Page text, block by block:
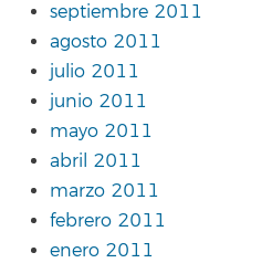
septiembre 2011
agosto 2011
julio 2011
junio 2011
mayo 2011
abril 2011
marzo 2011
febrero 2011
enero 2011